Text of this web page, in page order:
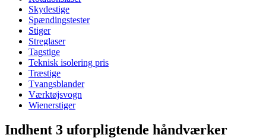
Skydestige
Spændingstester
Stiger
Streglaser
Tagstige
Teknisk isolering pris
Træstige
Tvangsblander
Værktøjsvogn
Wienerstiger
Indhent 3 uforpligtende håndværker